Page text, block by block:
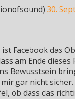
30.
Facebook das
am Ende dieses
Bewusstsein
gar nicht sicher.
ob dass das